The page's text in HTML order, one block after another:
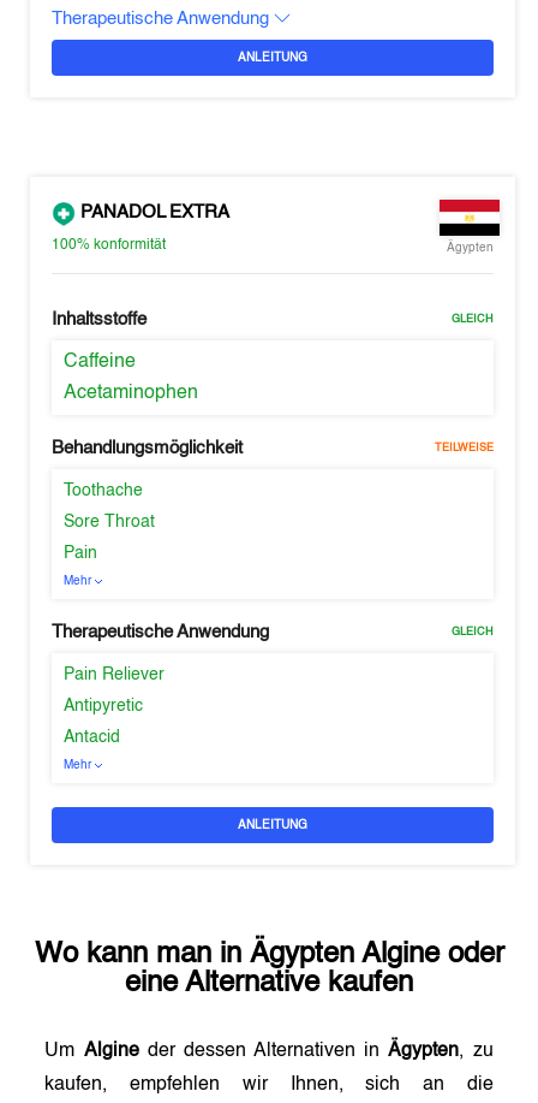
Therapeutische Anwendung
ANLEITUNG
PANADOL EXTRA
100% konformität Ägypten
Inhaltsstoffe GLEICH
Caffeine
Acetaminophen
Behandlungsmöglichkeit TEILWEISE
Toothache
Sore Throat
Pain
Mehr
Therapeutische Anwendung GLEICH
Pain Reliever
Antipyretic
Antacid
Mehr
ANLEITUNG
Wo kann man in Ägypten Algineoder
eine Alternative kaufen
Um Algineder dessen Alternativen inÄgypten, zu
kaufen, empfehlen wir Ihnen, sich an die